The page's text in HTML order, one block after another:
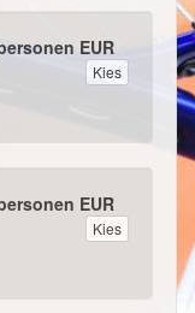
EUR
Kies
EUR
Kies